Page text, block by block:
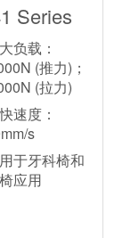
Series
负载：
(推力)；
(拉力)
速度：
s
于牙科椅和
应用